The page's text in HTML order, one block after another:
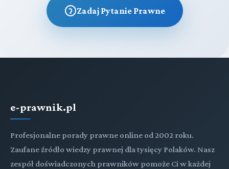
Zadaj Pytanie Prawne
e-prawnik.pl
Profesjonalne porady prawne online od 2002 roku.
Zaufane źródło wiedzy prawnej dla tysięcy Polaków. Nasz
zespół doświadczonych prawników pomoże Ci w każdej